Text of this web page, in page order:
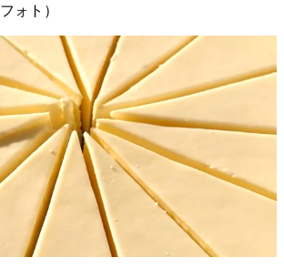
ォト）